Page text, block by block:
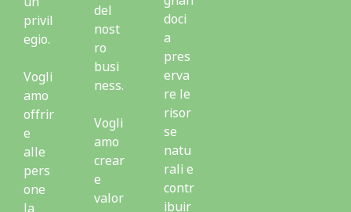
privil
egio.
Vogli
amo
offrir
e
alle
pers
one
del
nost
ro
busi
ness.
Vogli
amo
crear
e
valor
doci
a
pres
erva
re le
risor
se
natu
rali e
contr
ibuir